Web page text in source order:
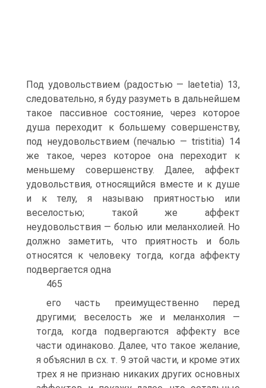
Под удовольствием (радостью — laetetia) 13,
следовательно, я буду разуметь в дальнейшем
такое пассивное состояние, через которое
душа переходит к большему совершенству,
под неудовольствием (печалью — tristitia) 14
же такое, через которое она переходит к
меньшему совершенству. Далее, аффект
удовольствия, относящийся вместе и к душе
и к телу, я называю приятностью или
веселостью; такой же аффект
неудовольствия — болью или меланхолией. Но
должно заметить, что приятность и боль
относятся к человеку тогда, когда аффекту
подвергается одна
465
его часть преимущественно перед
другими; веселость же и меланхолия —
тогда, когда подвергаются аффекту все
части одинаково. Далее, что такое желание,
я объяснил в сх. т. 9 этой части, и кроме этих
трех я не признаю никаких других основных